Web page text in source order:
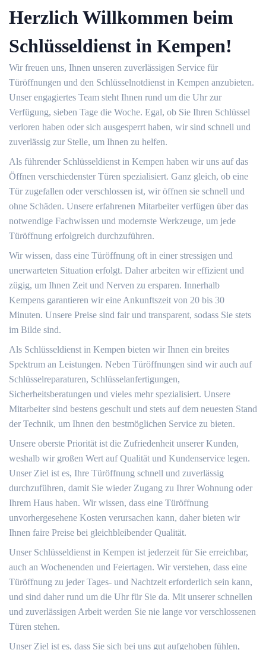
Herzlich Willkommen beim
Schlüsseldienst in Kempen!
Wir freuen uns, Ihnen unseren zuverlässigen Service für
Türöffnungen und den Schlüsselnotdienst in Kempen anzubieten.
Unser engagiertes Team steht Ihnen rund um die Uhr zur
Verfügung, sieben Tage die Woche. Egal, ob Sie Ihren Schlüssel
verloren haben oder sich ausgesperrt haben, wir sind schnell und
zuverlässig zur Stelle, um Ihnen zu helfen.
Als führender Schlüsseldienst in Kempen haben wir uns auf das
Öffnen verschiedenster Türen spezialisiert. Ganz gleich, ob eine
Tür zugefallen oder verschlossen ist, wir öffnen sie schnell und
ohne Schäden. Unsere erfahrenen Mitarbeiter verfügen über das
notwendige Fachwissen und modernste Werkzeuge, um jede
Türöffnung erfolgreich durchzuführen.
Wir wissen, dass eine Türöffnung oft in einer stressigen und
unerwarteten Situation erfolgt. Daher arbeiten wir effizient und
zügig, um Ihnen Zeit und Nerven zu ersparen. Innerhalb
Kempens garantieren wir eine Ankunftszeit von 20 bis 30
Minuten. Unsere Preise sind fair und transparent, sodass Sie stets
im Bilde sind.
Als Schlüsseldienst in Kempen bieten wir Ihnen ein breites
Spektrum an Leistungen. Neben Türöffnungen sind wir auch auf
Schlüsselreparaturen, Schlüsselanfertigungen,
Sicherheitsberatungen und vieles mehr spezialisiert. Unsere
Mitarbeiter sind bestens geschult und stets auf dem neuesten Stand
der Technik, um Ihnen den bestmöglichen Service zu bieten.
Unsere oberste Priorität ist die Zufriedenheit unserer Kunden,
weshalb wir großen Wert auf Qualität und Kundenservice legen.
Unser Ziel ist es, Ihre Türöffnung schnell und zuverlässig
durchzuführen, damit Sie wieder Zugang zu Ihrer Wohnung oder
Ihrem Haus haben. Wir wissen, dass eine Türöffnung
unvorhergesehene Kosten verursachen kann, daher bieten wir
Ihnen faire Preise bei gleichbleibender Qualität.
Unser Schlüsseldienst in Kempen ist jederzeit für Sie erreichbar,
auch an Wochenenden und Feiertagen. Wir verstehen, dass eine
Türöffnung zu jeder Tages- und Nachtzeit erforderlich sein kann,
und sind daher rund um die Uhr für Sie da. Mit unserer schnellen
und zuverlässigen Arbeit werden Sie nie lange vor verschlossenen
Türen stehen.
Unser Ziel ist es, dass Sie sich bei uns gut aufgehoben fühlen,